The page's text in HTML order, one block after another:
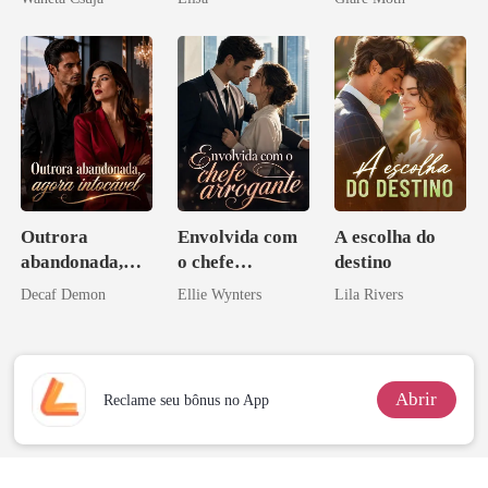
Outrora
abandonada,
agora intocável
Decaf Demon
Envolvida com
o chefe
arrogante
Ellie Wynters
A escolha do
destino
Lila Rivers
Reclame seu bônus no App Abrir